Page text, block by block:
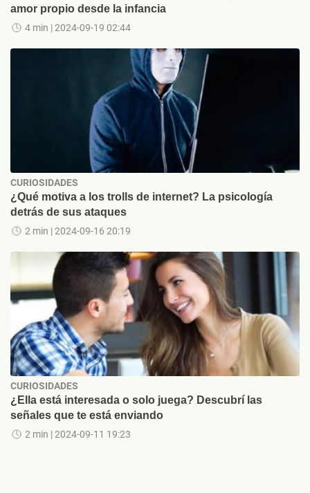
amor propio desde la infancia
4 min | 2024-09-19 02:44
CURIOSIDADES
¿Qué motiva a los trolls de internet? La psicología
detrás de sus ataques
2 min | 2024-09-16 20:19
CURIOSIDADES
¿Ella está interesada o solo juega? Descubrí las
señales que te está enviando
2 min | 2024-09-11 19:23